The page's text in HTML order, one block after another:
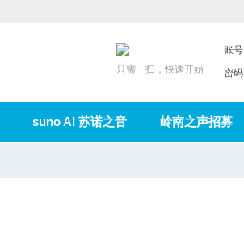
账号
密码
只需一扫，快速开始
suno AI 苏诺之音 岭南之声招募